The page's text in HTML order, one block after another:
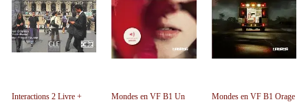
Interactions 2 Livre +
Mondes en VF B1 Un
Mondes en VF B1 Orage